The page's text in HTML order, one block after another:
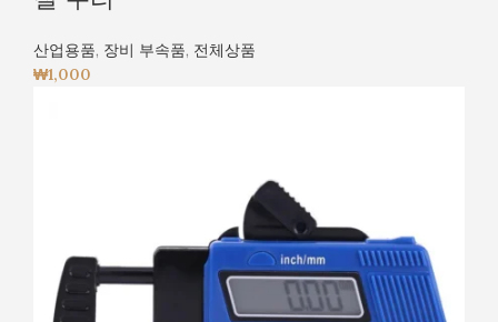
산업용품, 장비 부속품, 전체상품
₩1,000